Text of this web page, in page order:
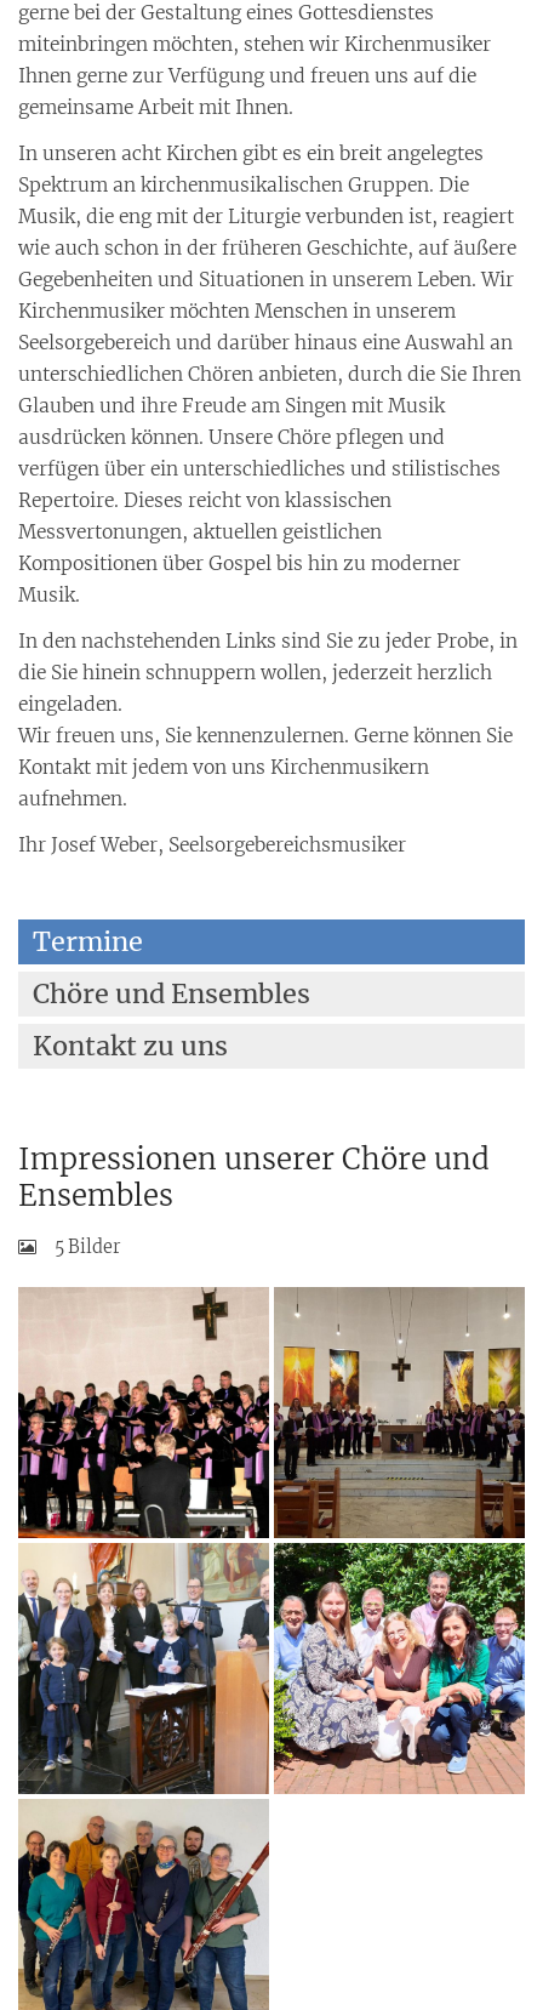
gerne bei der Gestaltung eines Gottesdienstes
miteinbringen möchten, stehen wir Kirchenmusiker
Ihnen gerne zur Verfügung und freuen uns auf die
gemeinsame Arbeit mit Ihnen.
In unseren acht Kirchen gibt es ein breit angelegtes
Spektrum an kirchenmusikalischen Gruppen. Die
Musik, die eng mit der Liturgie verbunden ist, reagiert
wie auch schon in der früheren Geschichte, auf äußere
Gegebenheiten und Situationen in unserem Leben. Wir
Kirchenmusiker möchten Menschen in unserem
Seelsorgebereich und darüber hinaus eine Auswahl an
unterschiedlichen Chören anbieten, durch die Sie Ihren
Glauben und ihre Freude am Singen mit Musik
ausdrücken können. Unsere Chöre pflegen und
verfügen über ein unterschiedliches und stilistisches
Repertoire. Dieses reicht von klassischen
Messvertonungen, aktuellen geistlichen
Kompositionen über Gospel bis hin zu moderner
Musik.
In den nachstehenden Links sind Sie zu jeder Probe, in
die Sie hinein schnuppern wollen, jederzeit herzlich
eingeladen.
Wir freuen uns, Sie kennenzulernen. Gerne können Sie
Kontakt mit jedem von uns Kirchenmusikern
aufnehmen.
Ihr Josef Weber, Seelsorgebereichsmusiker
Termine
Chöre und Ensembles
Kontakt zu uns
Impressionen unserer Chöre und
Ensembles
5 Bilder